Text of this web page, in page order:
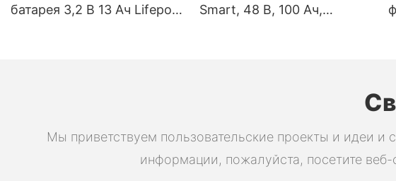
батарея 3,2 В 13 Ач Lifepo4
Smart, 48 В, 100 Ач,
Мы приветствуем пользовательские проекты и идеи и
информации, пожалуйста, посетите